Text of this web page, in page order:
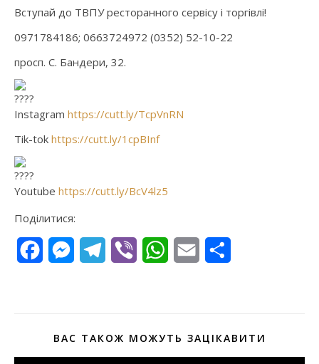
Вступай до ТВПУ ресторанного сервісу і торгівлі!
0971784186; 0663724972 (0352) 52-10-22
просп. С. Бандери, 32.
Instagram https://cutt.ly/TcpVnRN
Tik-tok https://cutt.ly/1cpBInf
Youtube https://cutt.ly/BcV4lz5
Поділитися:
FacebookMessengerTelegram
Viber WhatsApp
Email
ВАС ТАКОЖ МОЖУТЬ ЗАЦІКАВИТИ